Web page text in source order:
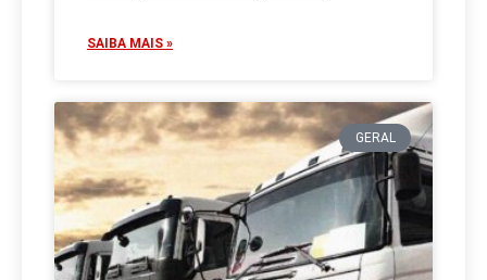
SAIBA MAIS »
GERAL